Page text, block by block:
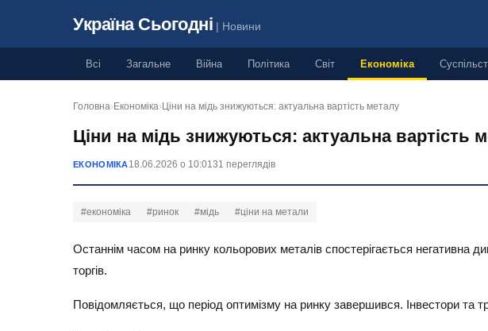
Україна Сьогодні | Новини
Всі Загальне Війна Політика Світ Економіка
Головна› Економіка› Ціни на мідь знижуються: актуальна вартість металу
Ціни на мідь знижуються: актуальна вартість
ЕКОНОМІКА18.06.2026 о 10:0131 переглядів
#економіка #ринок #мідь #ціни на метали
Останнім часом на ринку кольорових металів спостерігається негативна
торгів.
Повідомляється, що період оптимізму на ринку завершився. Інвестори та